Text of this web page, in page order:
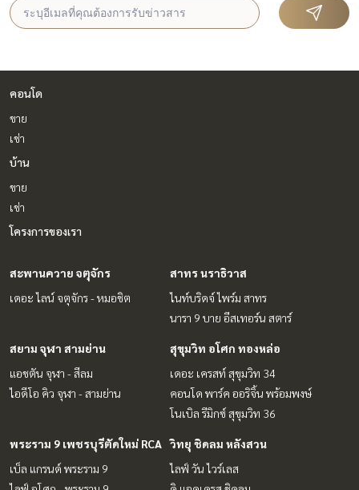
คอนโด
ขาย
เช่า
บ้าน
ขาย
เช่า
โครงการของเรา
สะพานควาย จตุจักร
เดอะ ไลน์ จตุจักร - หมอชิต
สาทร นราธิวาส
ไนท์บริดจ์ ไพร์ม สาทร
นารา 9 บาย อีสเทอร์น สตาร์
สยาม จุฬา สามย่าน
แอชตัน จุฬา - สีลม
ไอดีโอ คิว จุฬา - สามย่าน
สุขุมวิท อโศก ทองหล่อ
เดอะ เครสท์ สุขุมวิท 34
คอนโด พาร์ค ออริจิ้น พร้อมพงษ์
โนเบิล รีมิกซ์ สุขุมวิท 36
พระราม 9 เพชรบุรีตัดใหม่ RCA
เบ็ล แกรนด์ พระราม 9
วิทยุ ชิดลม หลังสวน
ไลฟ์ วัน ไวร์เลส